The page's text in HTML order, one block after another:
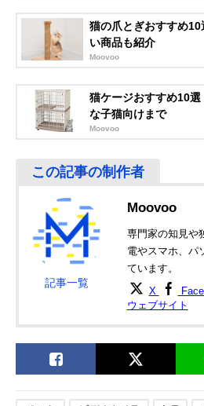
Amazonで見る
チャオポリス α カ
楽天市場で見る
アンカー・ジャパ
ン Eufy(ユーフィ)
D605
Amazonで見る
TP-Link パンチル
ト ネットワーク
Wi-Fiカメラ Tapo
C210
WTW 塚本無線 み
てるちゃん猫23
アトムテック
(ATOM tech)
ATOM Cam Swing
猫の爪とぎおすすめ
い商品も紹介
Moovoo
猫ケージおすすめ10
な子猫向けまで
Moovoo
記事一覧
Moovoo
専門家の知見や
電やスマホ、パ
ています。
X
ウェブサイト